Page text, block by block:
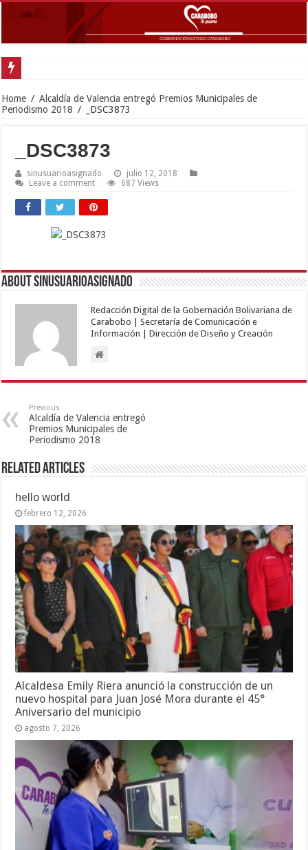
Home / Alcaldía de Valencia entregó Premios Municipales de
Periodismo 2018 / _DSC3873
_DSC3873
sinusuarioasignado
julio 12, 2018
Leave a comment
687 Views
About sinusuarioasignado
Redacción Digital de la Gobernación Bolivariana de
Carabobo | Secretaría de Comunicación e
Información | Dirección de Diseño y Creación
Previous
Alcaldía de Valencia entregó
Premios Municipales de
Periodismo 2018
Related Articles
hello world
febrero 12, 2026
Alcaldesa Emily Riera anunció la construcción de un
nuevo hospital para Juan José Mora durante el 45°
Aniversario del municipio
agosto 7, 2026